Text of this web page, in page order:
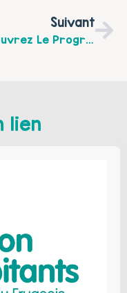
Suivant
Découvrez Le Programme De La Semaine Nationale De La Petite Enfance Sur Saint-Martin-Boulogne Du 21 Au 25 Mars
lien